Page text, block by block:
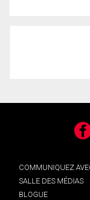
COMMUNIQUEZ
SALLE DES MÉDIAS
BLOGUE